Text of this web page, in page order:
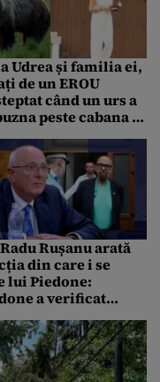
Udrea și familia ei,
de un EROU
când un urs a
peste cabana în
puternic și
Rușanu arată
din care i se
lui Piedone:
a verificat
cineva asta? Nici
ANAF”.